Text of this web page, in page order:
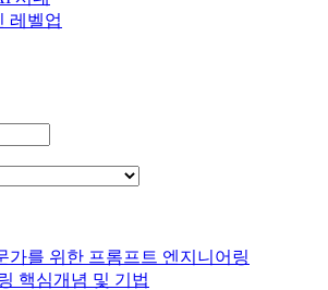
레벨업
가를 위한 프롬프트 엔지니어링
핵심개념 및 기법